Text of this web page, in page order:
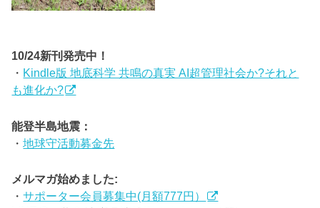
10/24新刊発売中！
・ Kindle版 地底科学 共鳴の真実 AI超管理社会か?それと
も進化か?
能登半島地震：
・地球守活動募金先
メルマガ始めました:
・サポーター会員募集中(月額777円）